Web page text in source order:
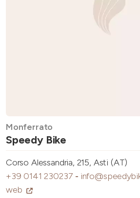
Monferrato
Speedy Bike
Corso Alessandria, 215, Asti (AT)
+39 0141 230237 -
web